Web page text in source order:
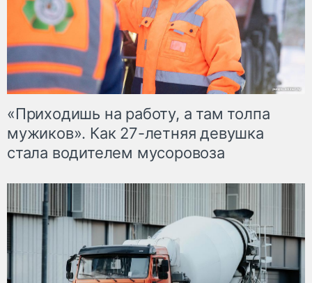
«Приходишь на работу, а там толпа
мужиков». Как 27-летняя девушка
стала водителем мусоровоза